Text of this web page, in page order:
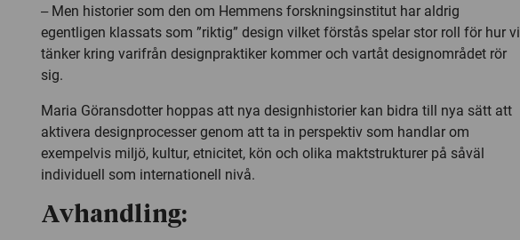
– Men historier som den om Hemmens forskningsinstitut har aldrig
egentligen klassats som ”riktig” design vilket förstås spelar stor roll för hur vi
tänker kring varifrån designpraktiker kommer och vartåt designområdet rör
sig.
Maria Göransdotter hoppas att nya designhistorier kan bidra till nya sätt att
aktivera designprocesser genom att ta in perspektiv som handlar om
exempelvis miljö, kultur, etnicitet, kön och olika maktstrukturer på såväl
individuell som internationell nivå.
Avhandling: